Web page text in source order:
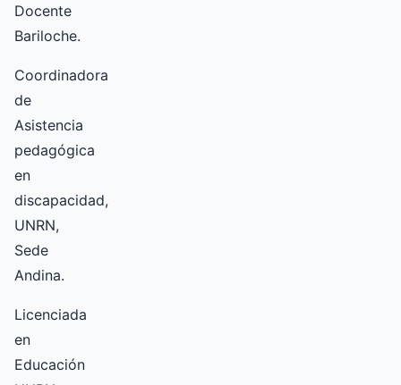
Docente
Bariloche.
Coordinadora
de
Asistencia
pedagógica
en
discapacidad,
UNRN,
Sede
Andina.
Licenciada
en
Educación